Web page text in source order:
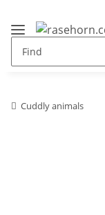
Cuddly animals